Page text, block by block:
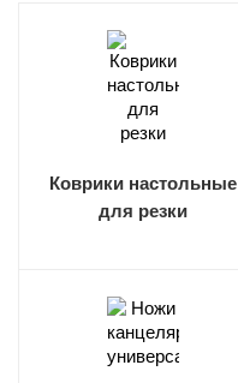
Коврики настольные
для резки